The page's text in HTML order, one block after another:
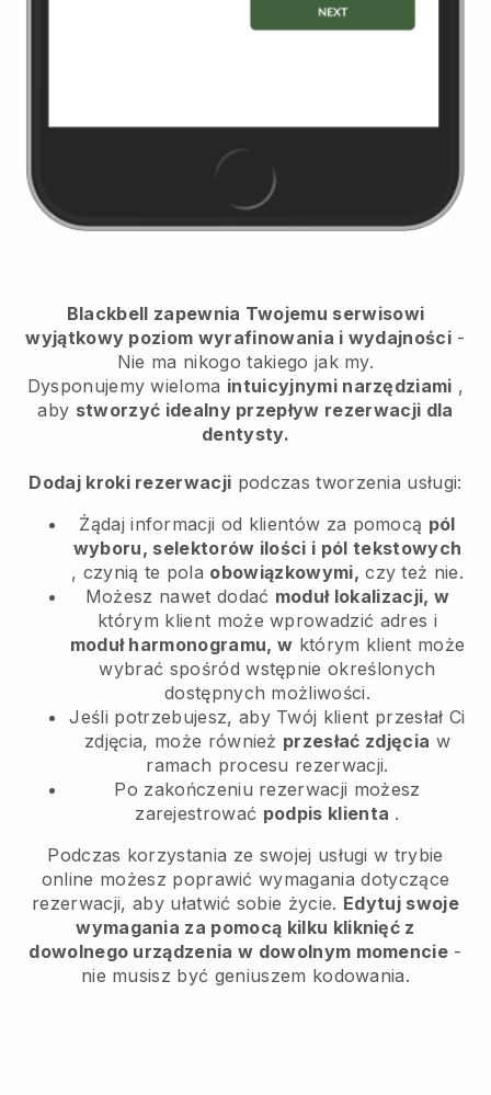
Blackbell zapewnia Twojemu serwisowi
wyjątkowy poziom wyrafinowania i wydajności -
Nie ma nikogo takiego jak my.
Dysponujemy wieloma intuicyjnymi narzędziami ,
aby stworzyć idealny przepływ rezerwacji dla
dentysty.
Dodaj kroki rezerwacji podczas tworzenia usługi:
Żądaj informacji od klientów za pomocą pól
wyboru, selektorów ilości i pól tekstowych
, czynią te pola obowiązkowymi, czy też nie.
Możesz nawet dodać moduł lokalizacji, w
którym klient może wprowadzić adres i
moduł harmonogramu, w którym klient może
wybrać spośród wstępnie określonych
dostępnych możliwości.
Jeśli potrzebujesz, aby Twój klient przesłał Ci
zdjęcia, może również przesłać zdjęcia w
ramach procesu rezerwacji.
Po zakończeniu rezerwacji możesz
zarejestrować podpis klienta .
Podczas korzystania ze swojej usługi w trybie
online możesz poprawić wymagania dotyczące
rezerwacji, aby ułatwić sobie życie. Edytuj swoje
wymagania za pomocą kilku kliknięć z
dowolnego urządzenia w dowolnym momencie -
nie musisz być geniuszem kodowania.